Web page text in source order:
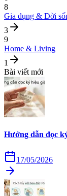
8
Gia dụng & Đời
3
9
Home & Living
1
Bài viết mới
Hướng dẫn đọc
17/05/2026